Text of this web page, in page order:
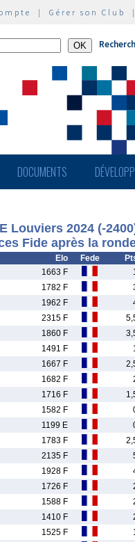
| Gérer son Club
DOCUMENTS
Louviers 2024 (-
Fide après la
Elo Fede
1663 F
1782 F
1962 F
2315 F
1860 F
1491 F
1667 F
1682 F
1716 F
1582 F
1199 E
1783 F
2135 F
1928 F
1726 F
1588 F
1410 F
1525 F